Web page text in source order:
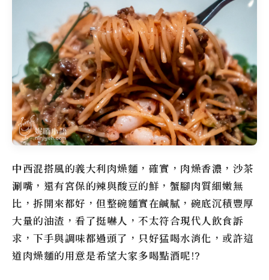
中西混搭風的義大利肉燥麵，確實，肉燥香濃，沙茶
涮嘴，還有宮保的辣與酸豆的鮮，蟹腳肉質細嫩無
比，拆開來都好，但整碗麵實在鹹膩，碗底沉積豐厚
大量的油渣，看了挺嚇人，不太符合現代人飲食訴
求，下手與調味都過頭了，只好猛喝水消化，或許這
道肉燥麵的用意是希望大家多喝點酒呢!?